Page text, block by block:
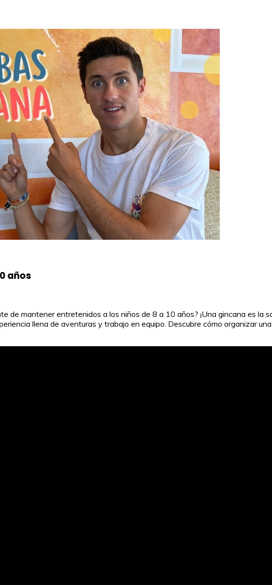
años
de mantener entretenidos a los niños de 8 a 10 años? ¡Una gincana es la
llena de aventuras y trabajo en equipo. Descubre cómo organizar